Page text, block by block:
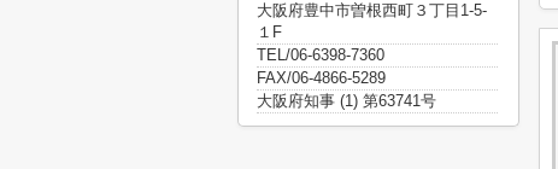
大阪府豊中市曽根西町３丁目1-5-
１F
TEL/06-6398-7360
FAX/06-4866-5289
大阪府知事 (1) 第63741号